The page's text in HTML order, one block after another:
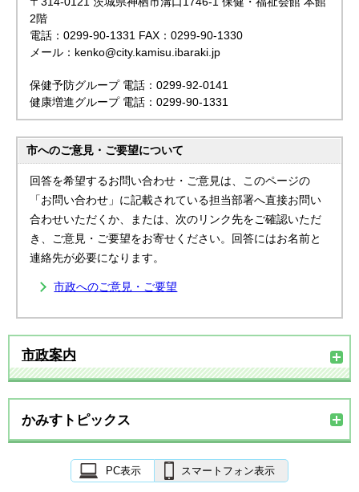
2階
電話：0299-90-1331 FAX：0299-90-1330
メール：kenko@city.kamisu.ibaraki.jp
保健予防グループ 電話：0299-92-0141
健康増進グループ 電話：0299-90-1331
市へのご意見・ご要望について
回答を希望するお問い合わせ・ご意見は、このページの
「お問い合わせ」に記載されている担当部署へ直接お問い
合わせいただくか、または、次のリンク先をご確認いただ
き、ご意見・ご要望をお寄せください。回答にはお名前と
連絡先が必要になります。
市政へのご意見・ご要望
市政案内
かみすトピックス
PC表示 スマートフォン表示